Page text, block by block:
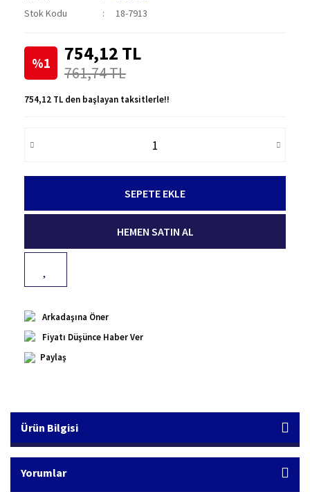
Stok Kodu
18-7913
%1 754,12 TL
761,74 TL
754,12 TL den başlayan taksitlerle!!
SEPETE EKLE
HEMEN SATIN AL
Arkadaşına Öner
Fiyatı Düşünce Haber Ver
Paylaş
Ürün Bilgisi
Yorumlar